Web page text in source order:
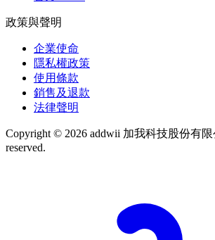
政策與聲明
企業使命
隱私權政策
使用條款
銷售及退款
法律聲明
Copyright © 2026 addwii 加我科技股份有
reserved.